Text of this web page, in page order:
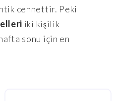
cennettir. Peki
iki kişilik
sonu için en